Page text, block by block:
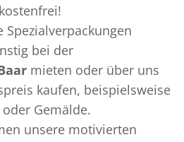
Spezialverpackungen
bei der
mieten oder über uns
kaufen, beispielsweise
Gemälde.
unsere motivierten